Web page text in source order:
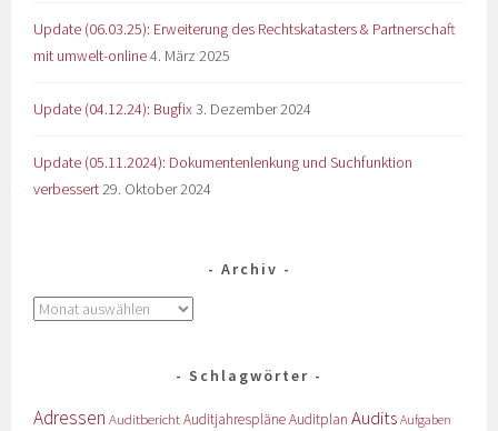
Update (06.03.25): Erweiterung des Rechtskatasters & Partnerschaft
mit umwelt-online4. März 2025
Update (04.12.24): Bugfix3. Dezember 2024
Update (05.11.2024): Dokumentenlenkung und Suchfunktion
verbessert29. Oktober 2024
Archiv
Schlagwörter
Adressen AuditberichtAuditjahrespläneAuditplan Audits Aufgaben